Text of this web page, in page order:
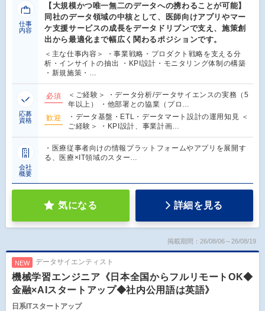
仕事
内容
【大規模かつ唯一無二のデータへの携わることが可能】
同社のデータ領域の中核として、医師向けアプリやマー
ケ支援サービスの成長をデータドリブンで支え、施策創
出から最適化まで幅広く関わるポジションです。
＜主な仕事内容＞ ・事業戦略・プロダクト戦略を支える分
析・インサイトの抽出 ・KPI設計・モニタリング体制の構築
・新規施策・…
応募
資格
必須
＜ご経験＞ ・データ分析/データサイエンスの実務（5
年以上） ・他部署との協業（プロ…
歓迎
・データ基盤・ETL・データマート設計の運用知見 ＜
ご経験＞ ・KPI設計、事業計画…
会社
概要
・医療従事者向けの情報プラットフォームやアプリを展開す
る、医療×IT領域のスター…
気になる 詳細を見る
掲載期間：26/08/06～26/08/19
NEW データサイエンティスト
機械学習エンジニア《日本全国からフルリモートOK◆
金融×AIスタートアップ◆社内公用語は英語》
日系ITスタートアップ